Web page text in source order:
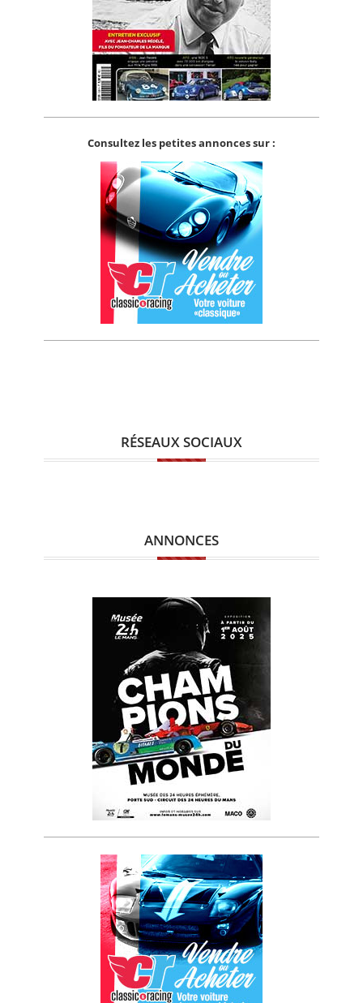
Consultez les petites annonces sur :
RÉSEAUX SOCIAUX
ANNONCES